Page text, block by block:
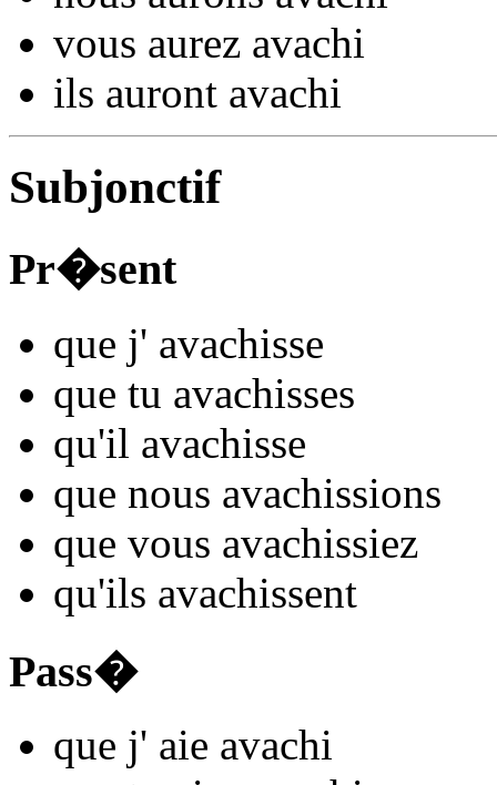
vous aurez avachi
ils auront avachi
Subjonctif
Pr�sent
que j' avachisse
que tu avachisses
qu'il avachisse
que nous avachissions
que vous avachissiez
qu'ils avachissent
Pass�
que j' aie avachi